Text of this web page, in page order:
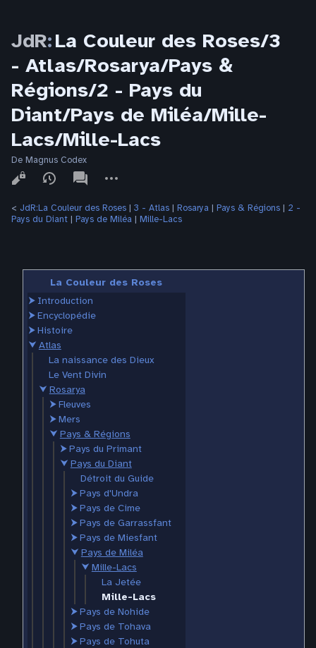
JdR:La Couleur des Roses/3
- Atlas/Rosarya/Pays &
Régions/2 - Pays du
Diant/Pays de Miléa/Mille-
Lacs/Mille-Lacs
De Magnus Codex
Affichages
associated-
pages
actions
< JdR:La Couleur des Roses ‎ | 3 - Atlas ‎ | Rosarya ‎ | Pays & Régions ‎ | 2 -
Pays du Diant ‎ | Pays de Miléa ‎ | Mille-Lacs
La Couleur des Roses
⮞ Introduction
⮞Encyclopédie
⮞Histoire
⮟ Atlas
La naissance des Dieux
Le Vent Divin
⮟ Rosarya
⮞Fleuves
⮞Mers
⮟ Pays & Régions
⮞Pays du Primant
⮟ Pays du Diant
Détroit du Guide
⮞Pays d'Undra
⮞Pays de Cime
⮞Pays de Garrassfant
⮞Pays de Miesfant
⮟ Pays de Miléa
⮟ Mille-Lacs
La Jetée
Mille-Lacs
⮞Pays de Nohide
⮞Pays de Tohava
⮞Pays de Tohuta